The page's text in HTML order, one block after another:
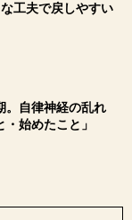
工夫で戻しやすい
。自律神経の乱れ
始めたこと」